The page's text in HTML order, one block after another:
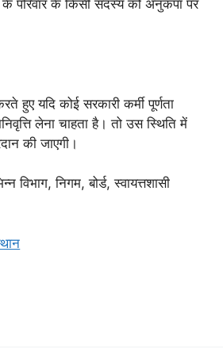
के परिवार के किसी सदस्य को अनुकंपा पर
हुए यदि कोई सरकारी कर्मी पूर्णता
लेना चाहता है। तो उस स्थिति में
की जाएगी।
विभाग, निगम, बोर्ड, स्वायत्तशासी